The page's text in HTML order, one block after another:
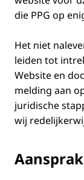
die PPG op
Het niet
leiden tot
Website en
melding aan
juridische
wij